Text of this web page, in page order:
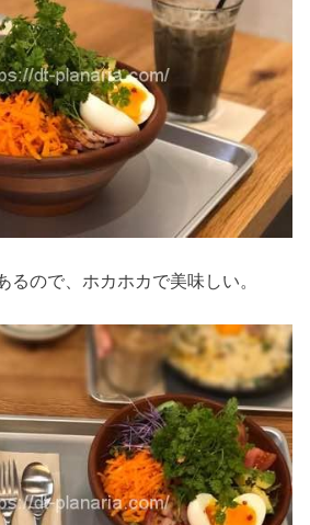
るので、ホカホカで美味しい。